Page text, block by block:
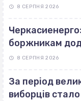
8 СЕРПНЯ 2026
боржникам
8 СЕРПНЯ 2026
За період
виборців